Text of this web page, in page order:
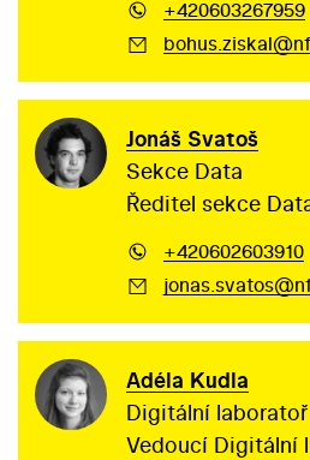
+420603267959
Jonáš Svatoš
Sekce Data
Ředitel sekce
+420602603910
Adéla Kudla
Digitální laboratoř
Vedoucí Digitální